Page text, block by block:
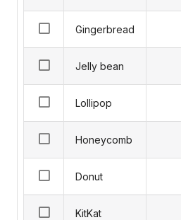
Gingerbread
Jelly bean
Lollipop
Honeycomb
Donut
KitKat